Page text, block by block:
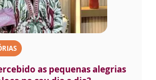
as pequenas alegrias